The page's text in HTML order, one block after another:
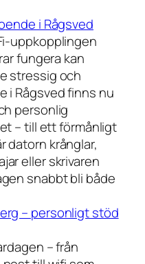
i Rågsved
uppkopplingen
fungera kan
stressig och
i Rågsved finns nu
personlig
– till ett förmånligt
datorn krånglar,
eller skrivaren
snabbt bli både
– personligt stöd
– från